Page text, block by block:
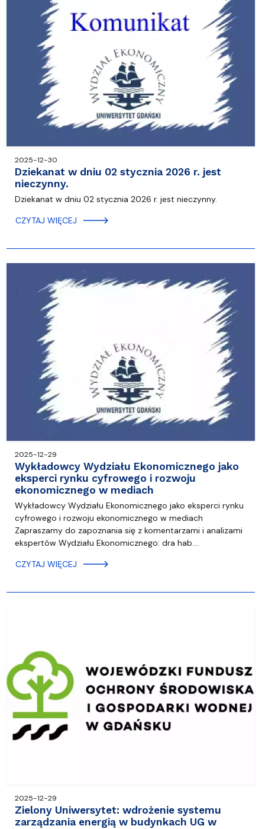
2025-12-30
Dziekanat w dniu 02 stycznia 2026 r. jest
nieczynny.
Dziekanat w dniu 02 stycznia 2026 r. jest nieczynny.
CZYTAJ WIĘCEJ
2025-12-29
Wykładowcy Wydziału Ekonomicznego jako
eksperci rynku cyfrowego i rozwoju
ekonomicznego w mediach
Wykładowcy Wydziału Ekonomicznego jako eksperci rynku
cyfrowego i rozwoju ekonomicznego w mediach
Zapraszamy do zapoznania się z komentarzami i analizami
ekspertów Wydziału Ekonomicznego: dra hab.…
CZYTAJ WIĘCEJ
2025-12-29
Zielony Uniwersytet: wdrożenie systemu
zarządzania energią w budynkach UG w